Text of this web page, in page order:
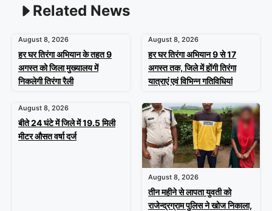
Related News
August 8, 2026
हर घर तिरंगा अभियान के तहत 9
अगस्त को जिला मुख्यालय में
निकलेगी तिरंगा रैली
August 8, 2026
हर घर तिरंगा अभियान 9 से 17
अगस्त तक, जिले में होंगी तिरंगा
यात्राएं एवं विभिन्न गतिविधियां
August 8, 2026
बीते 24 घंटे में जिले में 19.5 मिली
मीटर औसत वर्षा दर्ज
August 8, 2026
तीन महीने से लापता युवती को
राजेन्द्रग्राम पुलिस ने खोज निकाला,